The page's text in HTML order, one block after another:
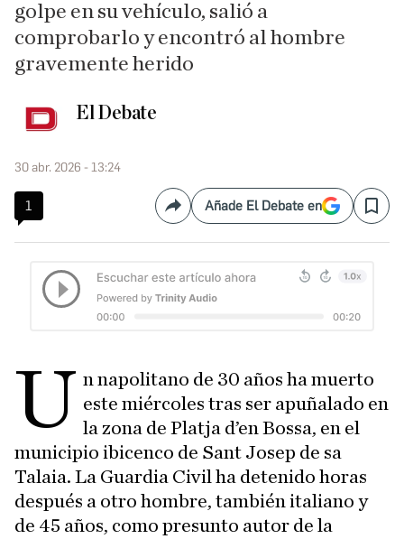
golpe en su vehículo, salió a
comprobarlo y encontró al hombre
gravemente herido
El Debate
30 abr. 2026 - 13:24
1 CompartirAñade El Debate en Save
U n napolitano de 30 años ha muerto
este miércoles tras ser apuñalado en
la zona de Platja d’en Bossa, en el
municipio ibicenco de Sant Josep de sa
Talaia. La Guardia Civil ha detenido horas
después a otro hombre, también italiano y
de 45 años, como presunto autor de la